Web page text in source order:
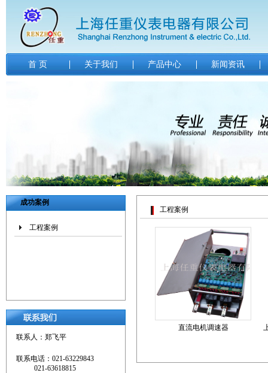
首 页 关于我们 产品中心 新闻资讯
成功案例
工程案例
联系人：郑飞平
联系电话：021-63229843
021-63618815
工程案例
直流电机调速器